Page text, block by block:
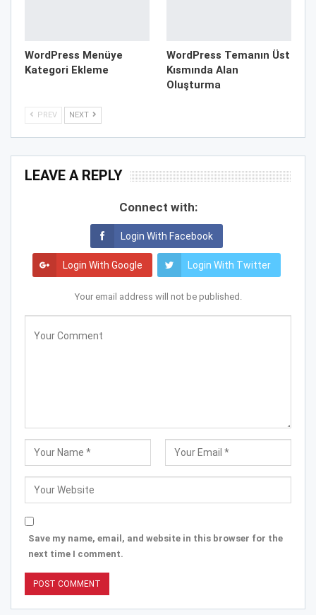
WordPress Menüye
Kategori Ekleme
WordPress Temanın Üst
Kısmında Alan
Oluşturma
PREV NEXT
LEAVE A REPLY
Connect with:
Login With Facebook
Login With Google Login With Twitter
Your email address will not be published.
Save my name, email, and website in this browser for the
next time I comment.